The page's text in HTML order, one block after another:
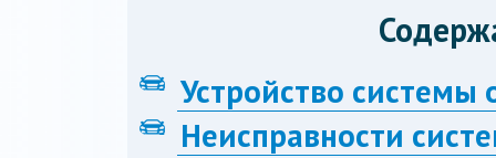
Устройство
Неисправности